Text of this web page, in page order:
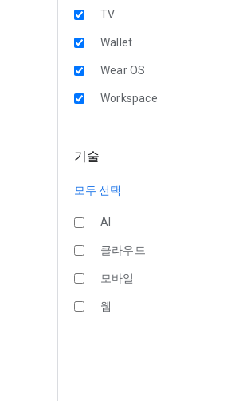
TV
Wallet
Wear OS
Workspace
기술
모두 선택
AI
클라우드
모바일
웹